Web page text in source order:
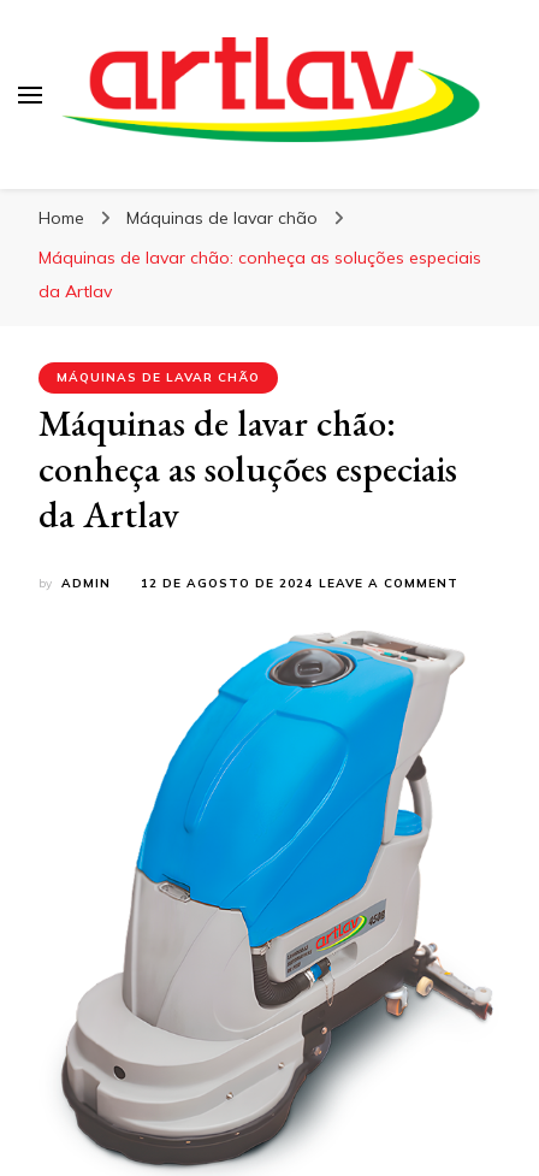
Home
Máquinas de lavar chão
Máquinas de lavar chão: conheça as soluções especiais
da Artlav
MÁQUINAS DE LAVAR CHÃO
Máquinas de lavar chão:
conheça as soluções especiais
da Artlav
by ADMIN 12 DE AGOSTO DE 2024 LEAVE A COMMENT
CHÃO: